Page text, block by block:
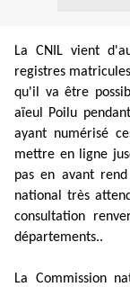
La CNIL vient
registres
qu'il va être
aïeul Poilu
ayant numérisé
mettre en ligne
pas en avant
national très
consultation
départements..
La Commission